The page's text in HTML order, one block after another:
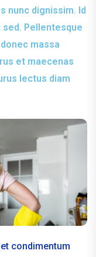
nunc dignissim. Id
sed. Pellentesque
massa
et maecenas
lectus diam
condimentum